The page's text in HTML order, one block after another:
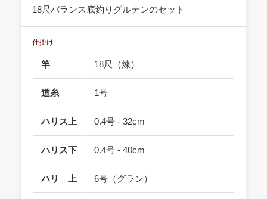
18尺バランス底釣りグルテンのセット
仕掛け
竿 18尺（煉）
道糸 1号
ハリス上 0.4号 - 32cm
ハリス下 0.4号 - 40cm
ハリ 上 6号（グラン）